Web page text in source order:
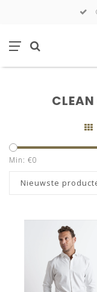
Min: €0
Nieuwste